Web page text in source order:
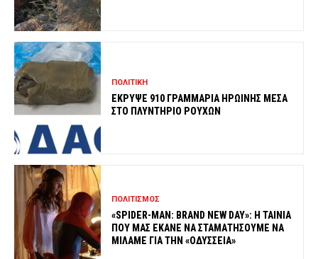
ΠΟΛΙΤΙΚΗ
ΕΚΡΥΨΕ 910 ΓΡΑΜΜΑΡΙΑ ΗΡΩΙΝΗΣ ΜΕΣΑ
ΣΤΟ ΠΛΥΝΤΗΡΙΟ ΡΟΥΧΩΝ
ΠΟΛΙΤΙΣΜΟΣ
«SPIDER-MAN: BRAND NEW DAY»: Η ΤΑΙΝΙΑ
ΠΟΥ ΜΑΣ ΕΚΑΝΕ ΝΑ ΣΤΑΜΑΤΗΣΟΥΜΕ ΝΑ
ΜΙΛΑΜΕ ΓΙΑ ΤΗΝ «ΟΔΥΣΣΕΙΑ»